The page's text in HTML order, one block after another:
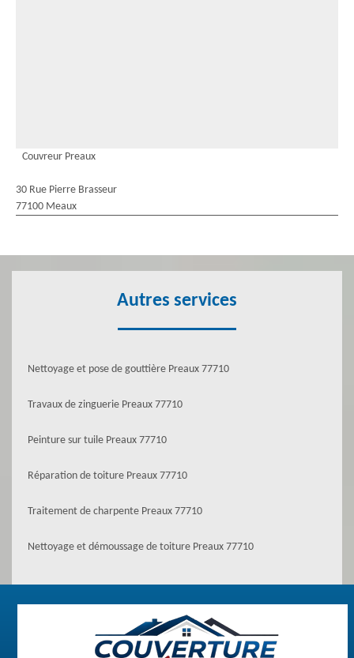
Couvreur Preaux
30 Rue Pierre Brasseur
77100 Meaux
Autres services
Nettoyage et pose de gouttière Preaux 77710
Travaux de zinguerie Preaux 77710
Peinture sur tuile Preaux 77710
Réparation de toiture Preaux 77710
Traitement de charpente Preaux 77710
Nettoyage et démoussage de toiture Preaux 77710